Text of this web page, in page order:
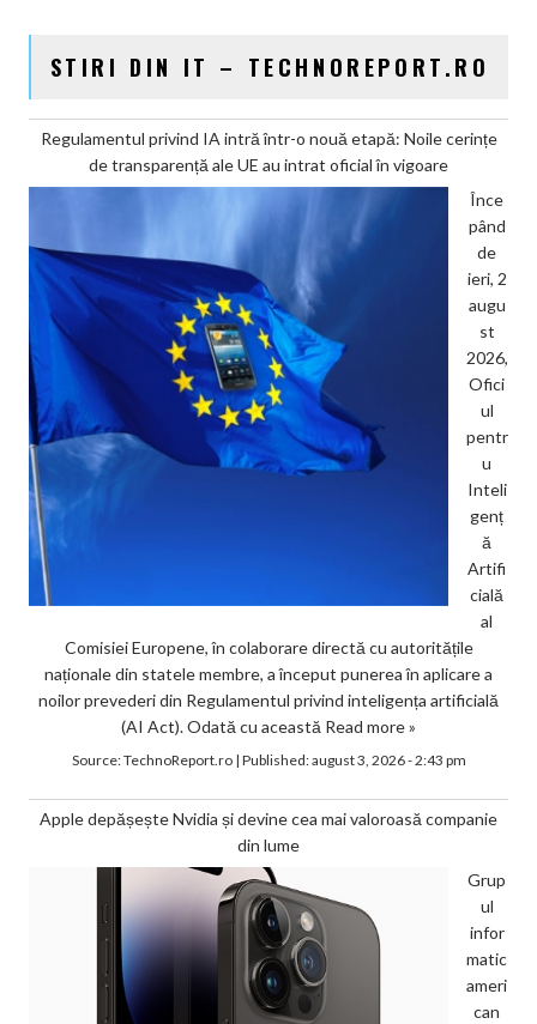
STIRI DIN IT – TECHNOREPORT.RO
Regulamentul privind IA intră într-o nouă etapă: Noile cerințe
de transparență ale UE au intrat oficial în vigoare
Înce
pând
de
ieri, 2
augu
st
2026,
Ofici
ul
pentr
u
Inteli
genț
ă
Artifi
cială
al
Comisiei Europene, în colaborare directă cu autoritățile
naționale din statele membre, a început punerea în aplicare a
noilor prevederi din Regulamentul privind inteligența artificială
(AI Act). Odată cu această Read more »
Source:TechnoReport.ro| Published:august 3, 2026 - 2:43 pm
Apple depășește Nvidia și devine cea mai valoroasă companie
din lume
Grup
ul
infor
matic
ameri
can